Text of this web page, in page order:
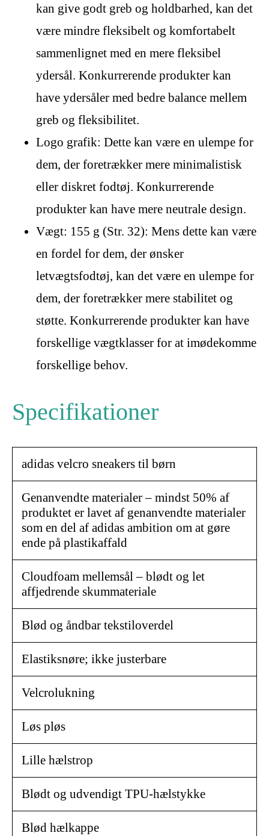
kan give godt greb og holdbarhed, kan det
være mindre fleksibelt og komfortabelt
sammenlignet med en mere fleksibel
ydersål. Konkurrerende produkter kan
have ydersåler med bedre balance mellem
greb og fleksibilitet.
Logo grafik: Dette kan være en ulempe for
dem, der foretrækker mere minimalistisk
eller diskret fodtøj. Konkurrerende
produkter kan have mere neutrale design.
Vægt: 155 g (Str. 32): Mens dette kan være
en fordel for dem, der ønsker
letvægtsfodtøj, kan det være en ulempe for
dem, der foretrækker mere stabilitet og
støtte. Konkurrerende produkter kan have
forskellige vægtklasser for at imødekomme
forskellige behov.
Specifikationer
adidas velcro sneakers til børn
Genanvendte materialer – mindst 50% af
produktet er lavet af genanvendte materialer
som en del af adidas ambition om at gøre
ende på plastikaffald
Cloudfoam mellemsål – blødt og let
affjedrende skummateriale
Blød og åndbar tekstiloverdel
Elastiksnøre; ikke justerbare
Velcrolukning
Løs pløs
Lille hælstrop
Blødt og udvendigt TPU-hælstykke
Blød hælkappe